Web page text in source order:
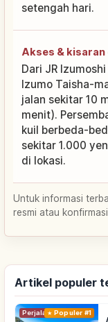
setengah hari.
Akses &
Dari JR
Izumo Taisha-
jalan sekitar 10
menit).
kuil berbeda-
sekitar 1.000
di lokasi.
Untuk informasi
resmi atau
Artikel populer
PerjalananPopuler #1